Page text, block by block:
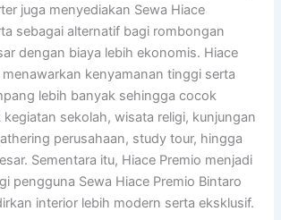
juga menyediakan Sewa Hiace
sebagai alternatif bagi rombongan
dengan biaya lebih ekonomis. Hiace
kenyamanan tinggi serta
lebih banyak sehingga cocok
sekolah, wisata religi, kunjungan
perusahaan, study tour, hingga
Sementara itu, Hiace Premio menjadi
pengguna Sewa Hiace Premio Bintaro
interior lebih modern serta eksklusif.